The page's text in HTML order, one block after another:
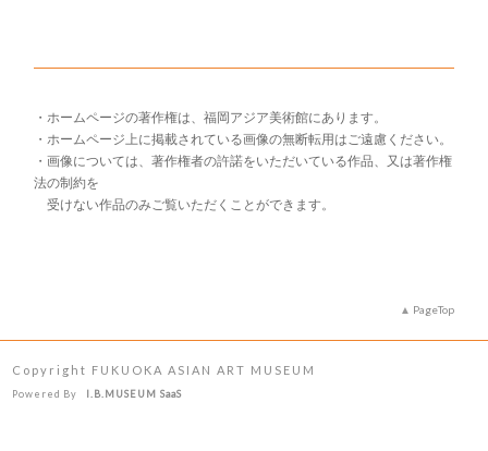
・ホームページの著作権は、福岡アジア美術館にあります。
・ホームページ上に掲載されている画像の無断転用はご遠慮ください。
・画像については、著作権者の許諾をいただいている作品、又は著作権
法の制約を
受けない作品のみご覧いただくことができます。
PageTop
Copyright FUKUOKA ASIAN ART MUSEUM
Powered By I.B.MUSEUM SaaS